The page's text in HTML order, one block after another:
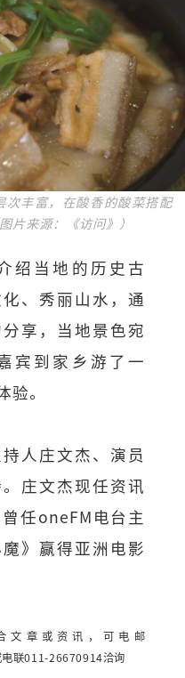
丰富，在酸香的酸菜搭配
片来源：《访问》）
绍当地的历史古
、秀丽山水，通
享，当地景色宛
宾到家乡游了一
。
人庄文杰、演员
庄文杰现任资讯
任oneFM电台主
》赢得亚洲电影
文章或资讯，可电邮
联011-26670914洽询